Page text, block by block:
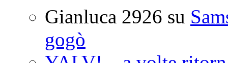
Gianluca 2926 su
gogò